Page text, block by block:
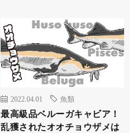
2022.04.01 魚類
最高級品ベルーガキャビア！
乱獲されたオオチョウザメは